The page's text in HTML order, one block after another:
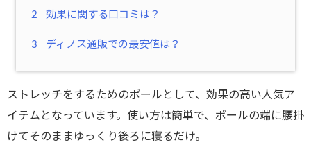
2 効果に関する口コミは？
3 ディノス通販での最安値は？
ストレッチをするためのポールとして、効果の高い人気ア
イテムとなっています。使い方は簡単で、ポールの端に腰掛
けてそのままゆっくり後ろに寝るだけ。